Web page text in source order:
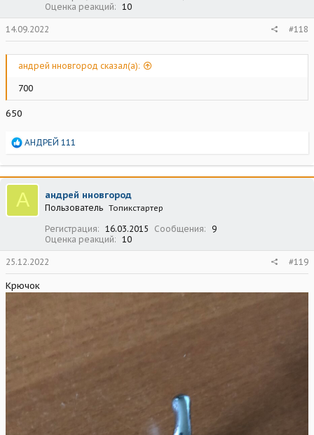
Оценка реакций
10
14.09.2022 #118
андрей нновгород сказал(а):
700
650
Р
а
к
ц
и
и
АНДРЕЙ 111
А андрей нновгород
Пользователь Топикстартер
Регистрация 16.03.2015 Сообщения
9
Оценка реакций
10
25.12.2022 #119
Крючок